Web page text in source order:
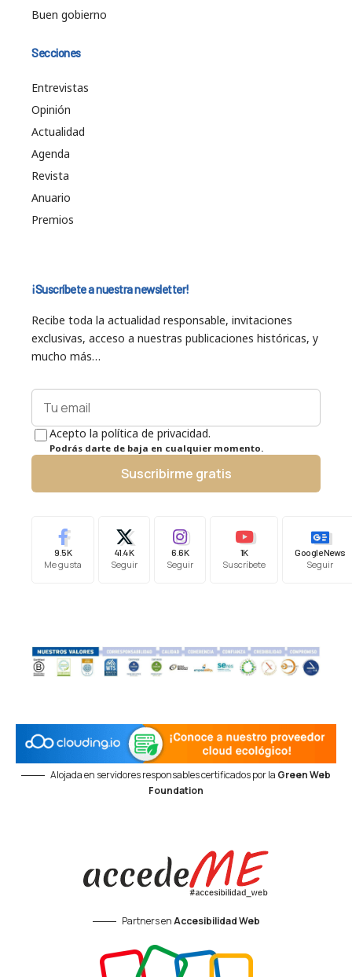
Buen gobierno
Secciones
Entrevistas
Opinión
Actualidad
Agenda
Revista
Anuario
Premios
¡Suscríbete a nuestra newsletter!
Recibe toda la actualidad responsable, invitaciones
exclusivas, acceso a nuestras publicaciones históricas, y
mucho más…
Acepto la política de privacidad.
Podrás darte de baja en cualquier momento.
Suscribirme gratis
9.5K
Me gusta
41.4K
Seguir
6.6K
Seguir
1K
Suscríbete
Google News
Seguir
Alojada en servidores responsables certificados por la Green Web
Foundation
Partners enAccesibilidad Web